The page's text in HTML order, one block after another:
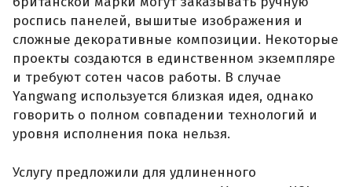
роспись панелей, вышитые изображения и
сложные декоративные композиции. Некоторые
проекты создаются в единственном экземпляре
и требуют сотен часов работы. В случае
Yangwang используется близкая идея, однако
говорить о полном совпадении технологий и
уровня исполнения пока нельзя.
Услугу предложили для удлиненного